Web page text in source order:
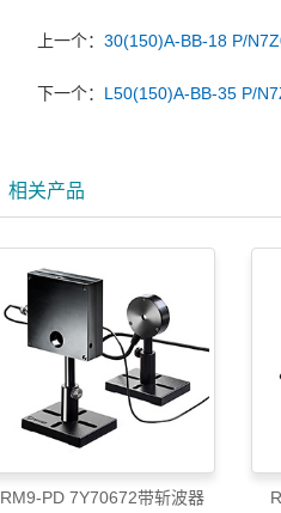
上一个： 30(150)A-BB-18 P/
下一个： L50(150)A-BB-35 P/
相关产品
RM9-PD 7Y70672带斩波器